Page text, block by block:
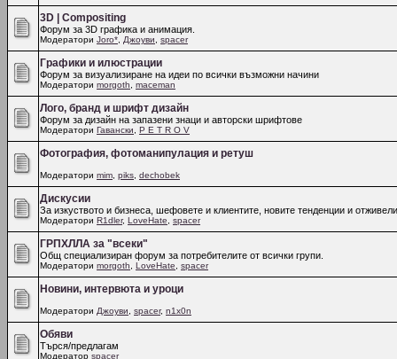
3D | Compositing
Форум за 3D графика и анимация.
Модератори Joro* Джоуви spacer
Графики и илюстрации
Форум за визуализиране на идеи по всички възможни начини
Модератори morgoth maceman
Лого, бранд и шрифт дизайн
Форум за дизайн на запазени знаци и авторски шрифтове
Модератори Гавански P E T R O V
Фотография, фотоманипулация и ретуш
Модератори mim piks dechobek
Дискусии
За изкуството и бизнеса, шефовете и клиентите, новите тенденции и
Модератори R1dler, LoveHate spacer
ГРПХЛЛА за "всеки"
Общ специализиран форум за потребителите от всички групи.
Модератори morgoth LoveHate spacer
Новини, интервюта и уроци
Модератори Джоуви spacer, n1x0n
Обяви
Търся/предлагам
Модератор spacer